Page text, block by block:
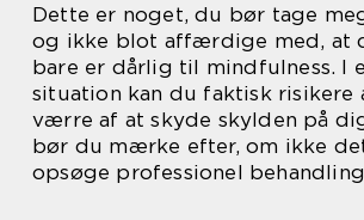
Dette er noget, du bør tage
og ikke blot affærdige med, at
bare er dårlig til mindfulness. I
situation kan du faktisk risikere
værre af at skyde skylden på
bør du mærke efter, om ikke
opsøge professionel